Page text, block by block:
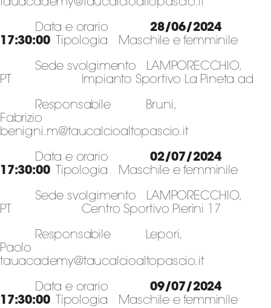
tauacademy@taucalcioaltopascio.it
Data e orario 28/06/2024
17:30:00Tipologia Maschile e femminile
Sede svolgimento LAMPORECCHIO,
PT Impianto Sportivo La Pineta ad
Responsabile Bruni,
Fabrizio
benigni.m@taucalcioaltopascio.it
Data e orario 02/07/2024
17:30:00Tipologia Maschile e femminile
Sede svolgimento LAMPORECCHIO,
PT Centro Sportivo Pierini 17
Responsabile Lepori,
Paolo
tauacademy@taucalcioaltopascio.it
Data e orario 09/07/2024
17:30:00Tipologia Maschile e femminile